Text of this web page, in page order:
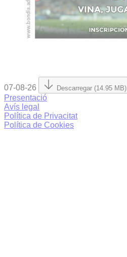
07-08-26 Descarregar (14.95 MB)
Presentació
Avís legal
Política de Privacitat
Política de Cookies